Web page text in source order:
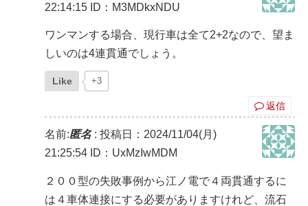
22:14:15 ID：M3MDkxNDU
ワンマンする場合、現行車は全て2+2なので、望ま
しいのは4連貫通でしょう。
Like +3
返信
名前:匿名: 投稿日：2024/11/04(月)
21:25:54 ID：UxMzIwMDM
２００型の失敗事例から江ノ電で４両貫通するに
は４車体連接にする必要がありますけれど、流石